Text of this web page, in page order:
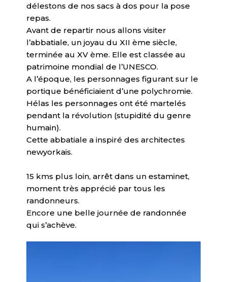
délestons de nos sacs à dos pour la pose
repas.
Avant de repartir nous allons visiter
l’abbatiale, un joyau du XII ème siècle,
terminée au XV ème. Elle est classée au
patrimoine mondial de l’UNESCO.
A l’époque, les personnages figurant sur le
portique bénéficiaient d’une polychromie.
Hélas les personnages ont été martelés
pendant la révolution (stupidité du genre
humain).
Cette abbatiale a inspiré des architectes
newyorkais.
15 kms plus loin, arrêt dans un estaminet,
moment très apprécié par tous les
randonneurs.
Encore une belle journée de randonnée
qui s’achève.